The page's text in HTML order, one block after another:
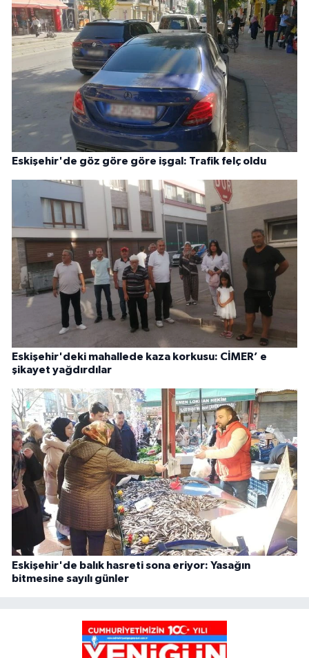
Eskişehir'de göz göre göre işgal: Trafik felç oldu
Eskişehir'deki mahallede kaza korkusu: CİMER’ e
şikayet yağdırdılar
Eskişehir'de balık hasreti sona eriyor: Yasağın
bitmesine sayılı günler